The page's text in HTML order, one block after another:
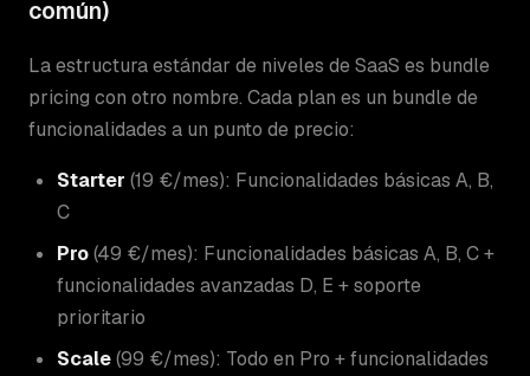
común)
La estructura estándar de niveles de SaaS es bundle
pricing con otro nombre. Cada plan es un bundle de
funcionalidades a un punto de precio:
Starter (19 €/mes): Funcionalidades básicas A, B,
C
Pro(49 €/mes): Funcionalidades básicas A, B, C +
funcionalidades avanzadas D, E + soporte
prioritario
Scale(99 €/mes): Todo en Pro + funcionalidades